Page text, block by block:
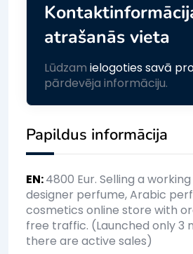
atrašanās vieta
Lūdzam ielogoties savā
pārdevēja informāciju.
Papildus informācija
EN:4800 Eur. Selling a
designer perfume, Arabic
cosmetics online store with
free traffic. (Launched only 3
there are active sales)